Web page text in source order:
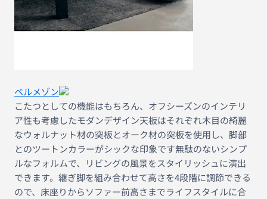
ベルメゾン
こたつとしての機能はもちろん、オフシーズンのインテリ
ア性も考慮したモダンデザイン天板はそれぞれ木目の綺麗
なウォルナット材の突板とオーク材の突板を使用し、脚部
とのツートンカラーがシックな印象です無駄のないシンプ
ルなフォルムで、リビングの風景をスタイリッシュに演出
できます。継ぎ脚を組み合わせて高さを4段階に調節できる
ので、床座りからソファー前高さまでライフスタイルに合